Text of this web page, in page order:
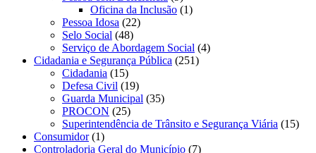
Oficina da Inclusão (1)
Pessoa Idosa (22)
Selo Social (48)
Serviço de Abordagem Social (4)
Cidadania e Segurança Pública (251)
Cidadania (15)
Defesa Civil (19)
Guarda Municipal (35)
PROCON (25)
Superintendência de Trânsito e Segurança Viária (15)
Consumidor(1)
Controladoria Geral do Município (7)